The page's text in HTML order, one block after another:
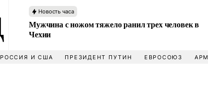
Новость часа
Мужчина с ножом тяжело ранил трех человек в
Чехии
РОССИЯ И США ПРЕЗИДЕНТ ПУТИН ЕВРОСОЮЗ